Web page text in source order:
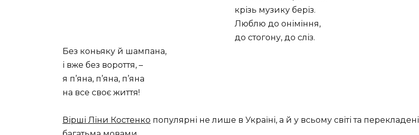
крізь музику беріз.
Люблю до оніміння,
до стогону, до сліз.
Без коньяку й шампана,
і вже без вороття, –
я п’яна, п’яна, п’яна
на все своє життя!
Вірші Ліни Костенко популярні не лише в Україні, а й у всьому світі та перекладені